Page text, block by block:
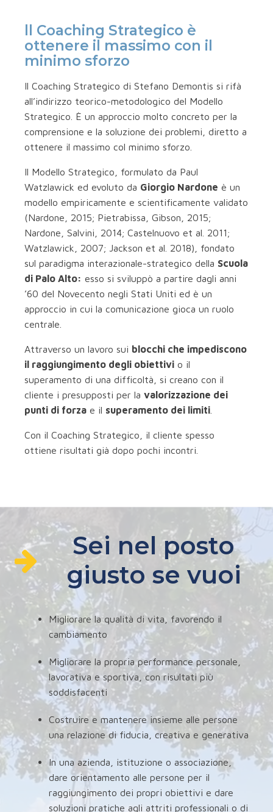
ll Coaching Strategico è
ottenere il massimo con il
minimo sforzo
Il Coaching Strategico di Stefano Demontis si rifà
all’indirizzo teorico-metodologico del Modello
Strategico. È un approccio molto concreto per la
comprensione e la soluzione dei problemi, diretto a
ottenere il massimo col minimo sforzo.
Il Modello Strategico, formulato da Paul
Watzlawick ed evoluto da Giorgio Nardone è un
modello empiricamente e scientificamente validato
(Nardone, 2015; Pietrabissa, Gibson, 2015;
Nardone, Salvini, 2014; Castelnuovo et al. 2011;
Watzlawick, 2007; Jackson et al. 2018), fondato
sul paradigma interazionale-strategico della Scuola
di Palo Alto: esso si sviluppò a partire dagli anni
’60 del Novecento negli Stati Uniti ed è un
approccio in cui la comunicazione gioca un ruolo
centrale.
Attraverso un lavoro sui blocchi che impediscono
il raggiungimento degli obiettivi o il
superamento di una difficoltà, si creano con il
cliente i presupposti per la valorizzazione dei
punti di forza e il superamento dei limiti
Con il Coaching Strategico, il cliente spesso
ottiene risultati già dopo pochi incontri.
Sei nel posto
giusto se vuoi
Migliorare la qualità di vita, favorendo il
cambiamento
Migliorare la propria performance personale,
lavorativa e sportiva, con risultati più
soddisfacenti
Costruire e mantenere insieme alle persone
una relazione di fiducia, creativa e generativa
In una azienda, istituzione o associazione,
dare orientamento alle persone per il
raggiungimento dei propri obiettivi e dare
soluzioni pratiche agli attriti professionali o di